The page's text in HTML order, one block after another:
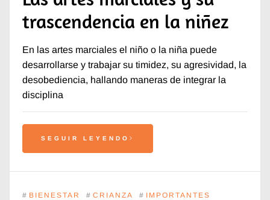
trascendencia en la niñez
En las artes marciales el niño o la niña puede
desarrollarse y trabajar su timidez, su agresividad, la
desobediencia, hallando maneras de integrar la
disciplina
SEGUIR LEYENDO
# BIENESTAR # CRIANZA # IMPORTANTES